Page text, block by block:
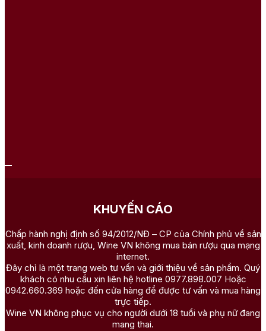
KHUYẾN CÁO
Chấp hành nghị định số 94/2012/NĐ – CP của Chính phủ về sản
xuất, kinh doanh rượu, Wine VN không mua bán rượu qua mạng
internet.
Đây chỉ là một trang web tư vấn và giới thiệu về sản phẩm. Quý
khách có nhu cầu xin liên hệ hotline 0977.898.007 Hoặc
0942.660.369 hoặc đến cửa hàng để được tư vấn và mua hàng
trực tiếp.
Wine VN không phục vụ cho người dưới 18 tuổi và phụ nữ đang
mang thai.